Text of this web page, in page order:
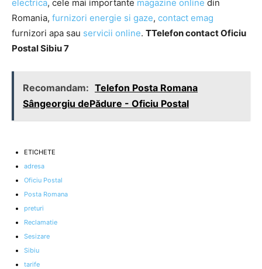
electrica, cele mai importante magazine online din
Romania, furnizori energie si gaze, contact emag
furnizori apa sau servicii online. TTelefon contact Oficiu
Postal Sibiu 7
Recomandam: Telefon Posta Romana
Sângeorgiu dePădure - Oficiu Postal
ETICHETE
adresa
Oficiu Postal
Posta Romana
preturi
Reclamatie
Sesizare
Sibiu
tarife